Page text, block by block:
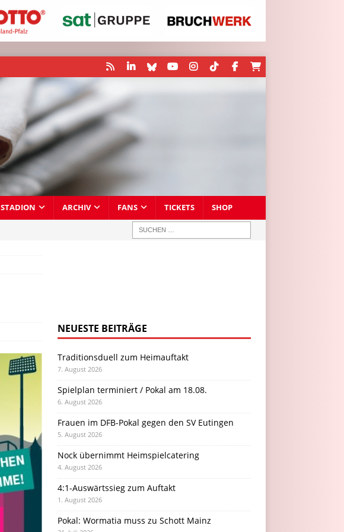
STADION ARCHIV FANS TICKETS SHOP
NEUESTE BEITRÄGE
Traditionsduell zum Heimauftakt
7. August 2026
Spielplan terminiert / Pokal am 18.08.
6. August 2026
Frauen im DFB-Pokal gegen den SV Eutingen
5. August 2026
Nock übernimmt Heimspielcatering
4. August 2026
4:1-Auswärtssieg zum Auftakt
1. August 2026
Pokal: Wormatia muss zu Schott Mainz